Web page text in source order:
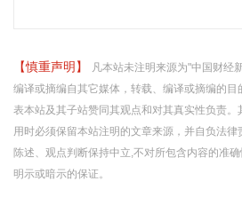
【慎重声明】
凡本站未注明来源为"中国财经
编译或摘编自其它媒体，转载、编译或摘编的
表本站及其子站赞同其观点和对其真实性负责
用时必须保留本站注明的文章来源，并自负法
陈述、观点判断保持中立,不对所包含内容的准
明示或暗示的保证。